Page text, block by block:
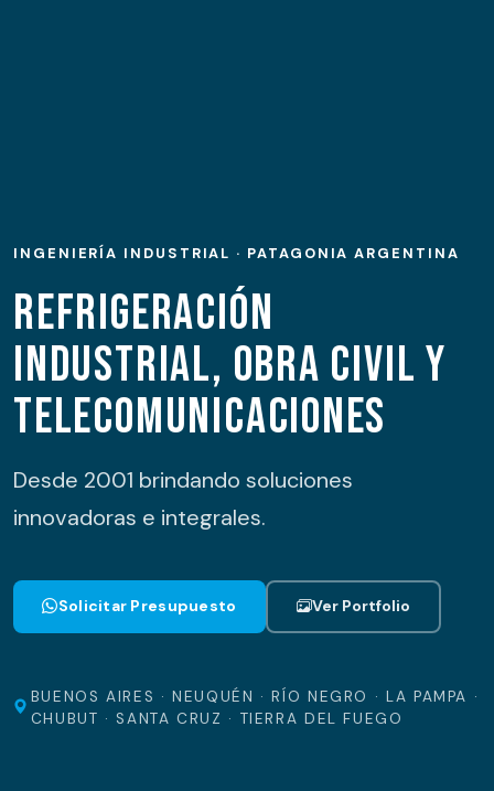
INGENIERÍA INDUSTRIAL · PATAGONIA ARGENTINA
Refrigeración
industrial, obra civil y
telecomunicaciones
Desde 2001 brindando soluciones
innovadoras e integrales.
Solicitar Presupuesto Ver Portfolio
BUENOS AIRES · NEUQUÉN · RÍO NEGRO · LA PAMPA ·
CHUBUT · SANTA CRUZ · TIERRA DEL FUEGO